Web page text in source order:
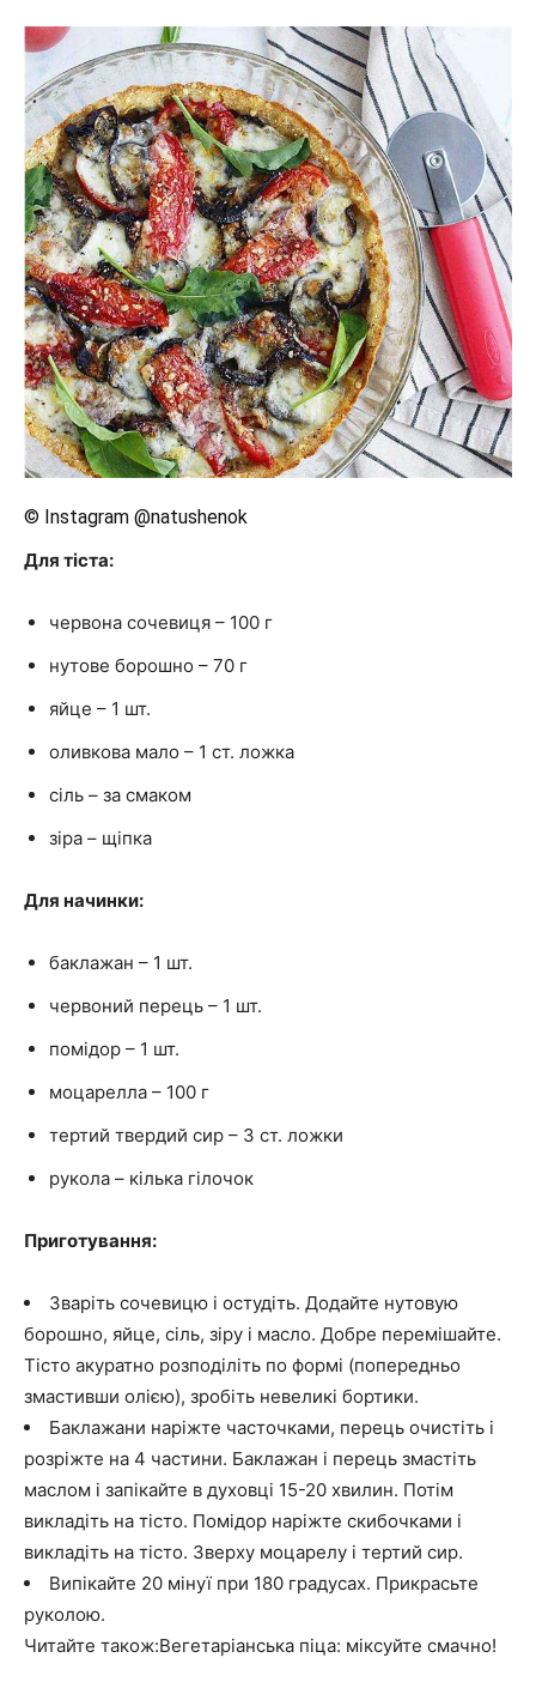
© Instagram @natushenok
Для тіста:
червона сочевиця – 100 г
нутове борошно – 70 г
яйце – 1 шт.
оливкова мало – 1 ст. ложка
сіль – за смаком
зіра – щіпка
Для начинки:
баклажан – 1 шт.
червоний перець – 1 шт.
помідор – 1 шт.
моцарелла – 100 г
тертий твердий сир – 3 ст. ложки
рукола – кілька гілочок
Приготування:
Зваріть сочевицю і остудіть. Додайте нутовую
борошно, яйце, сіль, зіру і масло. Добре перемішайте.
Тісто акуратно розподіліть по формі (попередньо
змастивши олією), зробіть невеликі бортики.
Баклажани наріжте часточками, перець очистіть і
розріжте на 4 частини. Баклажан і перець змастіть
маслом і запікайте в духовці 15-20 хвилин. Потім
викладіть на тісто. Помідор наріжте скибочками і
викладіть на тісто. Зверху моцарелу і тертий сир.
Випікайте 20 мінуї при 180 градусах. Прикрасьте
руколою.
Читайте також:Вегетаріанська піца: міксуйте смачно!